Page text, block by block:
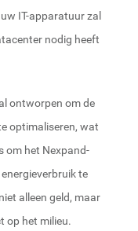
IT-apparatuur zal
nodig heeft
ontworpen om de
optimaliseren, wat
om het Nexpand-
te
alleen geld, maar
op het milieu.